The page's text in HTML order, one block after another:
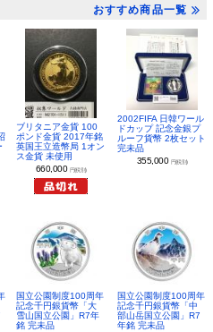
おすすめ商品一覧
ブリタニア金貨 100
ポンド金貨 2017年銘
英国王立造幣局 1オン
ス金貨 未使用
660,000 円(税別)
2002FIFA 日韓ワール
ドカップ 記念金銀プ
ルーフ貨幣 2枚セット
完未品
355,000 円(税別)
国立公園制度100周年
記念千円銀貨幣「大
雪山国立公園」R7年
銘 完未品
国立公園制度100周年
記念千円銀貨幣「中
部山岳国立公園」R7
年銘 完未品